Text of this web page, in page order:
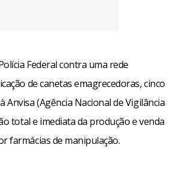
Federal contra uma rede
de canetas emagrecedoras, cinco
Anvisa (Agência Nacional de Vigilância
total e imediata da produção e venda
farmácias de manipulação.